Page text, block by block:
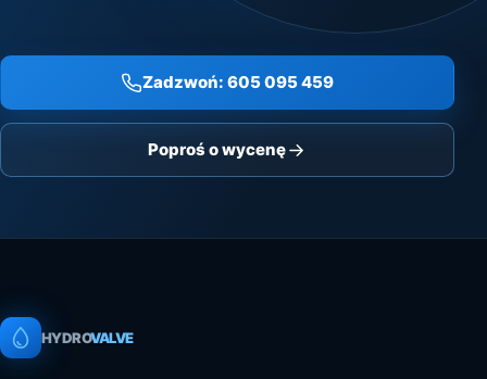
Zadzwoń: 605 095 459
Poproś o wycenę
HYDROVALVE